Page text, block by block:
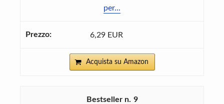
per...
6,29 EUR
Acquista su Amazon
9